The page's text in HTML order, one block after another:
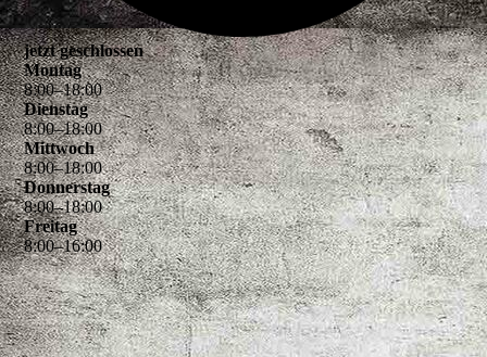
jetzt geschlossen
Montag
8:00–18:00
Dienstag
8:00–18:00
Mittwoch
8:00–18:00
Donnerstag
8:00–18:00
Freitag
8:00–16:00